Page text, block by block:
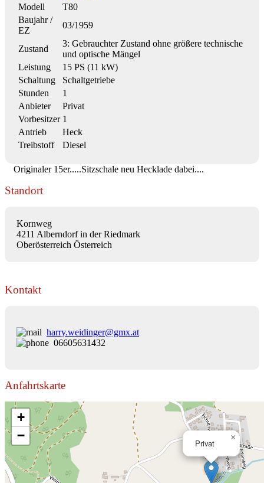
Modell
T80
Baujahr /
EZ
03/1959
Zustand
3: Gebrauchter Zustand ohne größere technische
und optische Mängel
Leistung
15 PS (11 kW)
Schaltung
Schaltgetriebe
Stunden
1
Anbieter
Privat
Vorbesitzer 1
Antrieb
Heck
Treibstoff
Diesel
Originaler 15er.....Sitzschale neu Hecklade dabei....
Standort
Kornweg
4211 Alberndorf in der Riedmark
Oberösterreich Österreich
Kontakt
harry.weidinger@gmx.at
06605631432
Anfahrtskarte
Privat
×
+
−